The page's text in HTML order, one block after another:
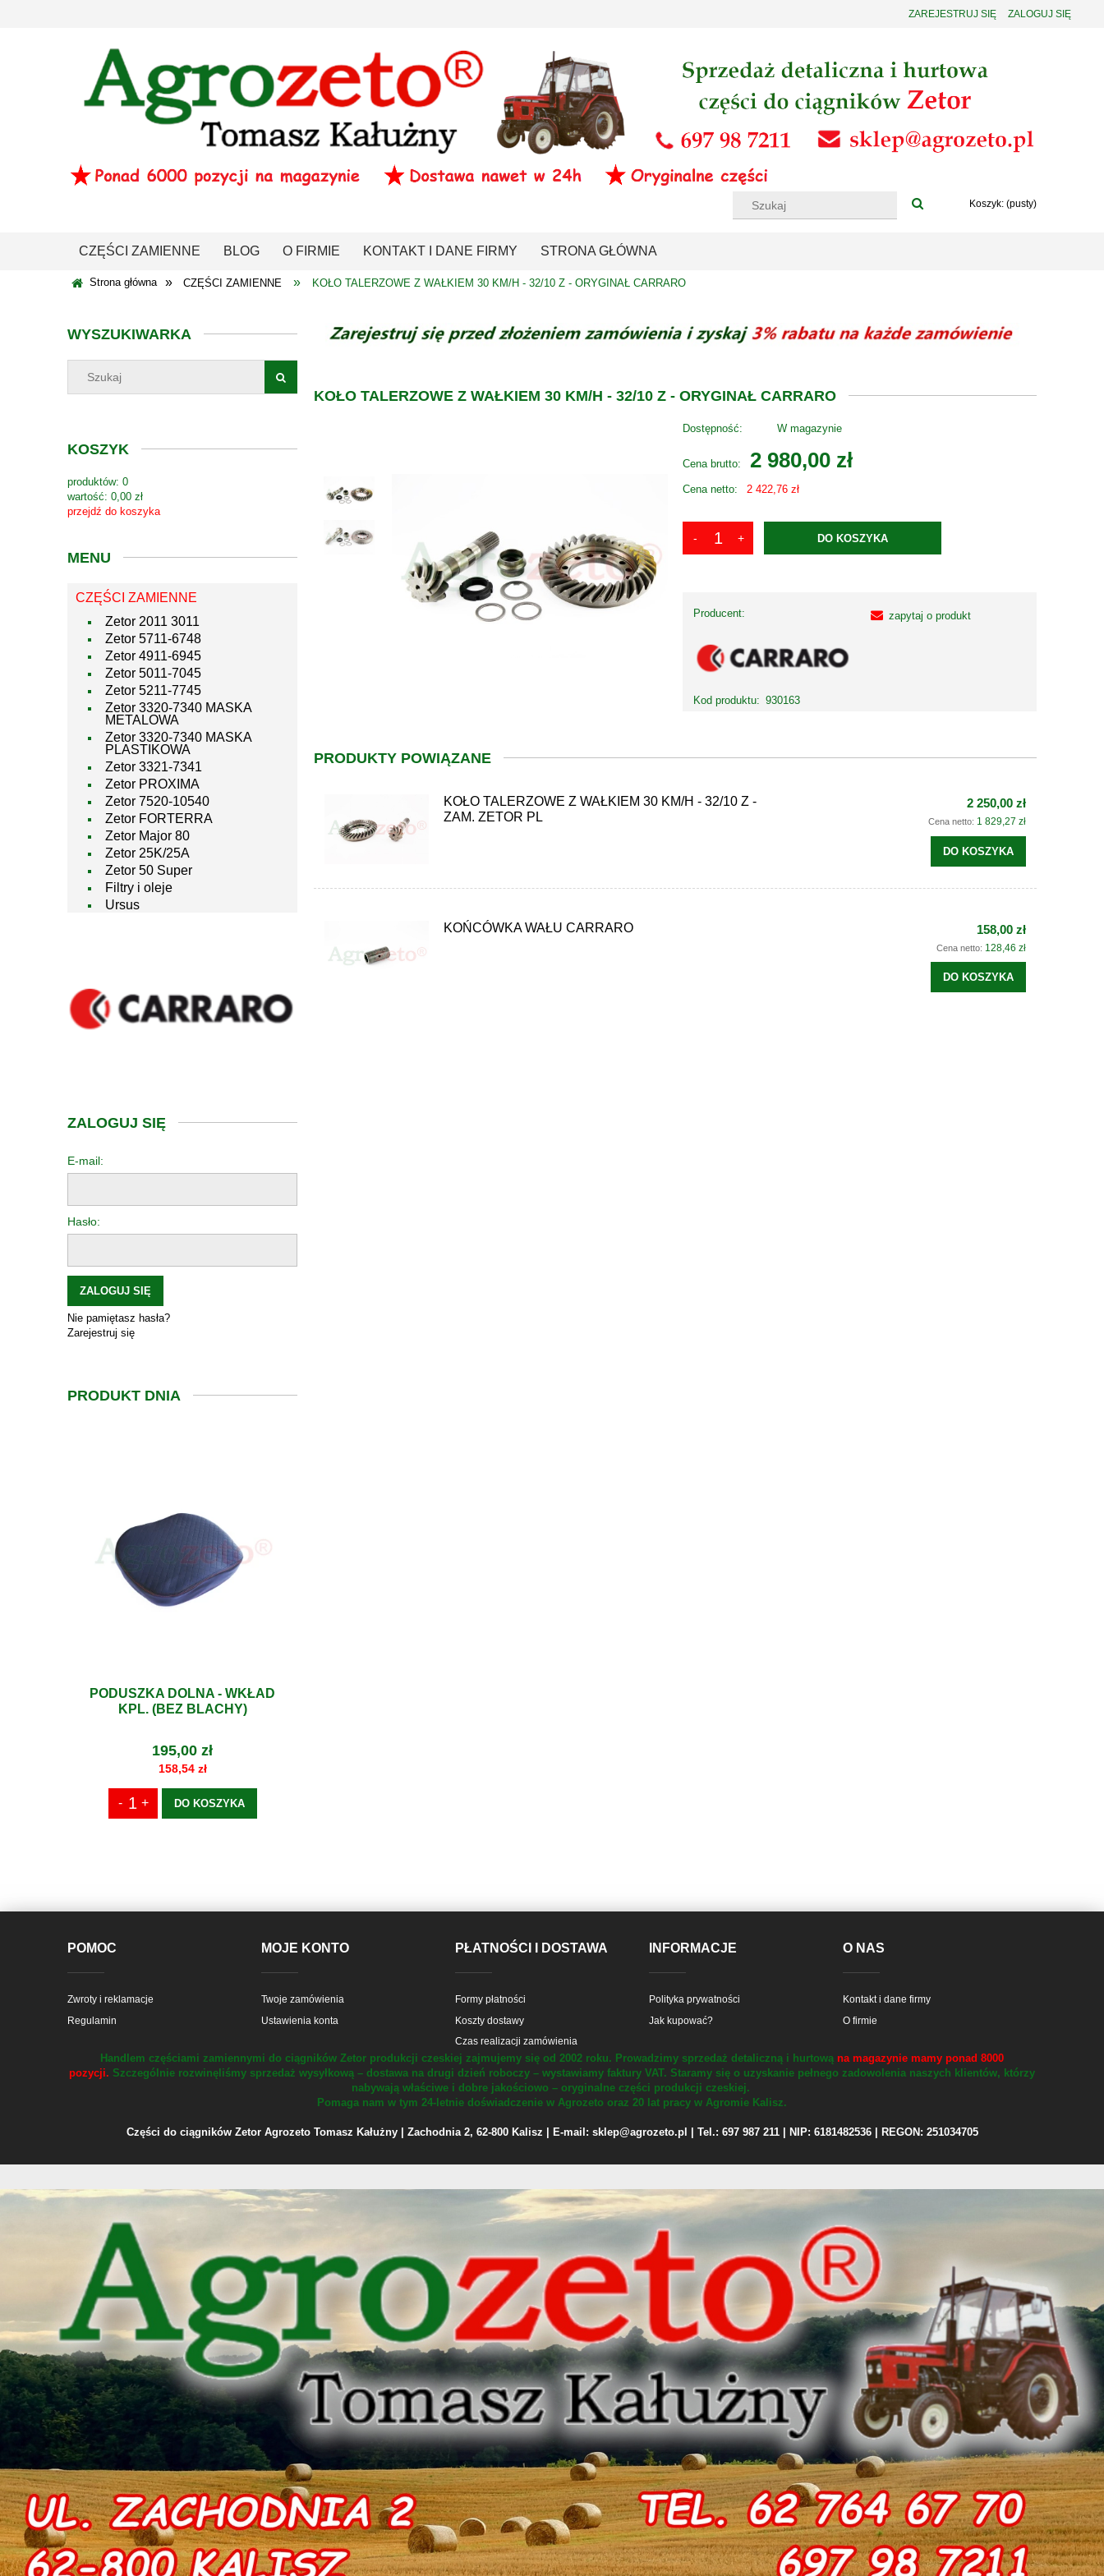
ZAREJESTRUJ SIĘ ZALOGUJ SIĘ
Koszyk: (pusty)
CZĘŚCI ZAMIENNE BLOG O FIRMIE KONTAKT I DANE FIRMY STRONA GŁÓWNA
Strona główna » CZĘŚCI ZAMIENNE » KOŁO TALERZOWE Z WAŁKIEM 30 KM/H - 32/10 Z - ORYGINAŁ CARRARO
WYSZUKIWARKA
KOSZYK
produktów: 0
wartość: 0,00 zł
przejdź do koszyka
MENU
CZĘŚCI ZAMIENNE
Zetor 2011 3011
Zetor 5711-6748
Zetor 4911-6945
Zetor 5011-7045
Zetor 5211-7745
Zetor 3320-7340 MASKA
METALOWA
Zetor 3320-7340 MASKA
PLASTIKOWA
Zetor 3321-7341
Zetor PROXIMA
Zetor 7520-10540
Zetor FORTERRA
Zetor Major 80
Zetor 25K/25A
Zetor 50 Super
Filtry i oleje
Ursus
ZALOGUJ SIĘ
E-mail:
Hasło:
ZALOGUJ SIĘ
Nie pamiętasz hasła?
Zarejestruj się
PRODUKT DNIA
PODUSZKA DOLNA - WKŁAD
KPL. (BEZ BLACHY)
195,00 zł
158,54 zł
DO KOSZYKA
KOŁO TALERZOWE Z WAŁKIEM 30 KM/H - 32/10 Z - ORYGINAŁ CARRARO
Dostępność: W magazynie
Cena brutto: 2 980,00 zł
Cena netto: 2 422,76 zł
DO KOSZYKA
Producent:
Kod produktu: 930163
zapytaj o produkt
PRODUKTY POWIĄZANE
KOŁO TALERZOWE Z WAŁKIEM 30 KM/H - 32/10 Z -
ZAM. ZETOR PL
2 250,00 zł
Cena netto: 1 829,27 zł
DO KOSZYKA
KOŃCÓWKA WAŁU CARRARO 158,00 zł
Cena netto: 128,46 zł
DO KOSZYKA
POMOC
Zwroty i reklamacje
Regulamin
MOJE KONTO
Twoje zamówienia
Ustawienia konta
PŁATNOŚCI I DOSTAWA
Formy płatności
Koszty dostawy
Czas realizacji zamówienia
INFORMACJE
Polityka prywatności
Jak kupować?
O NAS
Kontakt i dane firmy
O firmie
Handlem częściami zamiennymi do ciągników Zetor produkcji czeskiej zajmujemy się od 2002 roku. Prowadzimy sprzedaż detaliczną i hurtową na magazynie mamy ponad 8000
pozycji. Szczególnie rozwinęliśmy sprzedaż wysyłkową – dostawa na drugi dzień roboczy – wystawiamy faktury VAT. Staramy się o uzyskanie pełnego zadowolenia naszych klientów, którzy
nabywają właściwe i dobre jakościowo – oryginalne części produkcji czeskiej.
Pomaga nam w tym 24-letnie doświadczenie w Agrozeto oraz 20 lat pracy w Agromie Kalisz.
Części do ciągników Zetor Agrozeto Tomasz Kałużny | Zachodnia 2, 62-800 Kalisz | E-mail: sklep@agrozeto.pl | Tel.: 697 987 211 | NIP: 6181482536 | REGON: 251034705